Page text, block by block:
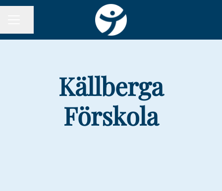
Källberga
Förskola